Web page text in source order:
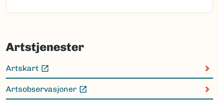
Artstjenester
Artskart
(Ekstern lenke)
Artsobservasjoner
(Ekstern lenke)